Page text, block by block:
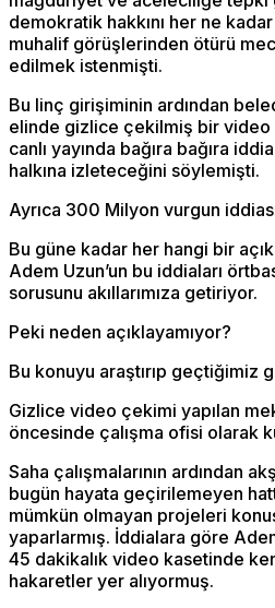
demokratik hakkını her ne
muhalif görüşlerinden ötürü
edilmek istenmişti.
Bu linç girişiminin ardından
elinde gizlice çekilmiş bir video
canlı yayında bağıra bağıra
halkına izleteceğini söylemişti.
Ayrıca 300 Milyon vurgun
Bu güne kadar her hangi bir
Adem Uzun’un bu iddiaları
sorusunu akıllarımıza getiriyor.
Peki neden açıklayamıyor?
Bu konuyu araştırıp geçtiğimiz
Gizlice video çekimi yapılan
öncesinde çalışma ofisi olarak
Saha çalışmalarının ardından
bugün hayata geçirilemeyen
mümkün olmayan projeleri
yaparlarmış. İddialara göre
45 dakikalık video kasetinde
hakaretler yer alıyormuş.